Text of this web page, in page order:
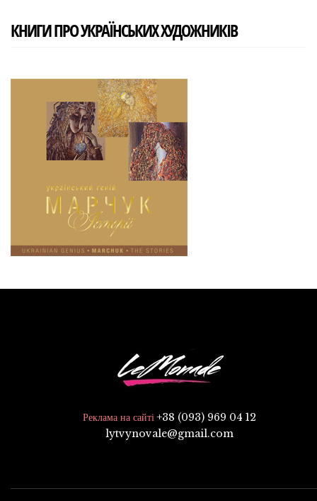
КНИГИ ПРО УКРАЇНСЬКИХ ХУДОЖНИКІВ
Реклама на сайті +38 (093) 969 04 12
lytvynovale@gmail.com